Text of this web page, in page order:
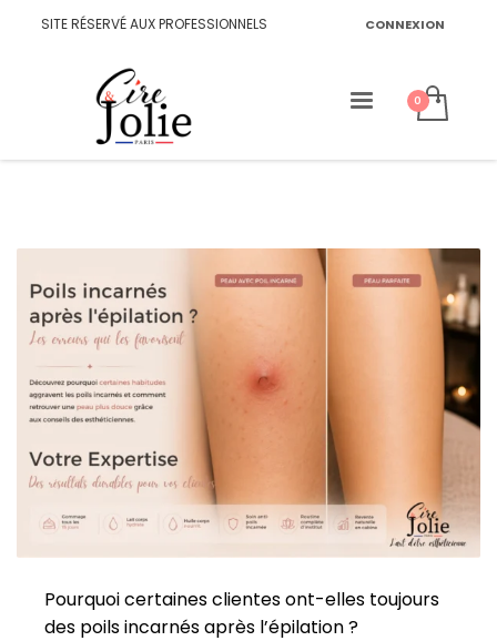
SITE RÉSERVÉ AUX PROFESSIONNELS CONNEXION
Pourquoi certaines clientes ont-elles toujours
des poils incarnés après l’épilation ?